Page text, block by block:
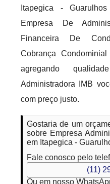
Itapegica -
Empresa De
Financeira De
Cobrança
agregando
Administradora IMB
com preço justo.
Gostaria de um
sobre Empresa
em Itapegica -
Fale conosco pelo
(11)
Ou em nosso